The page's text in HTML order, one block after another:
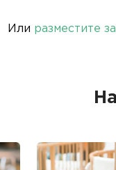
Или разместите